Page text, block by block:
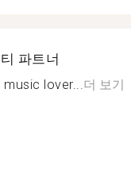
파트너
music lover...더 보기